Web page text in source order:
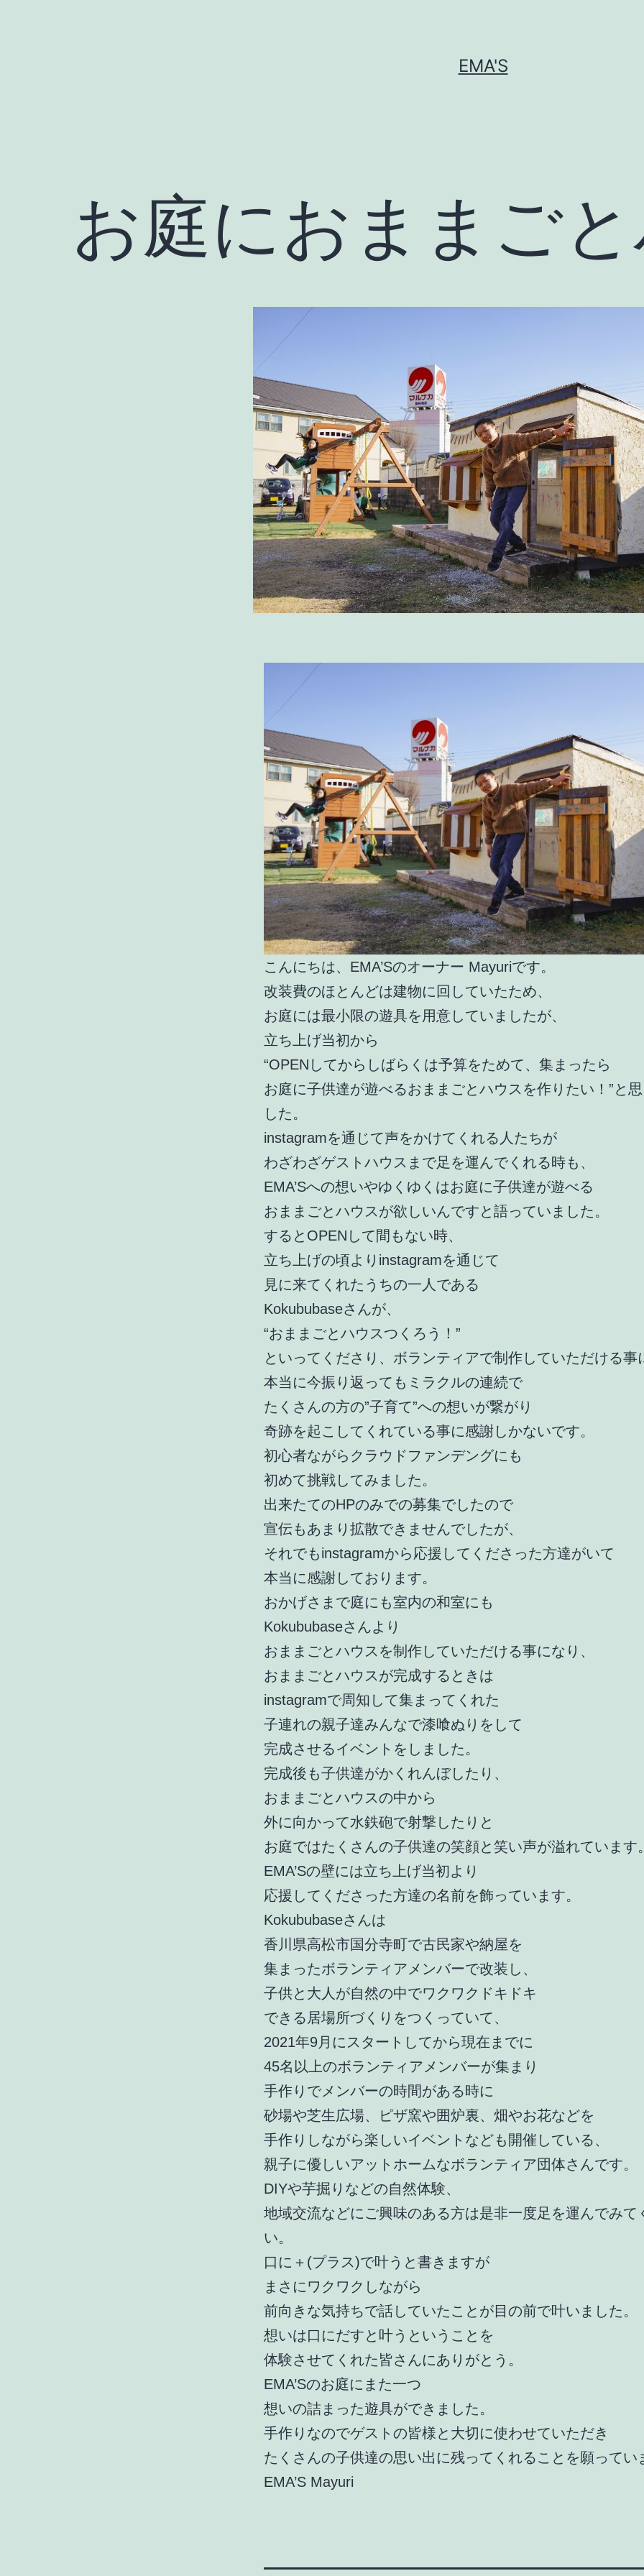
EMA'S
お庭におままご
こんにちは、EMA’Sのオーナー Mayuriです。
改装費のほとんどは建物に回していたため、
お庭には最小限の遊具を用意していましたが、
立ち上げ当初から
“OPENしてからしばらくは予算をためて、集まったら
お庭に子供達が遊べるおままごとハウスを作りたい！”と
した。
instagramを通じて声をかけてくれる人たちが
わざわざゲストハウスまで足を運んでくれる時も、
EMA’Sへの想いやゆくゆくはお庭に子供達が遊べる
おままごとハウスが欲しいんですと語っていました。
するとOPENして間もない時、
立ち上げの頃よりinstagramを通じて
見に来てくれたうちの一人である
Kokububaseさんが、
“おままごとハウスつくろう！”
といってくださり、ボランティアで制作していただける事
本当に今振り返ってもミラクルの連続で
たくさんの方の”子育て”への想いが繋がり
奇跡を起こしてくれている事に感謝しかないです。
初心者ながらクラウドファンデングにも
初めて挑戦してみました。
出来たてのHPのみでの募集でしたので
宣伝もあまり拡散できませんでしたが、
それでもinstagramから応援してくださった方達がいて
本当に感謝しております。
おかげさまで庭にも室内の和室にも
Kokububaseさんより
おままごとハウスを制作していただける事になり、
おままごとハウスが完成するときは
instagramで周知して集まってくれた
子連れの親子達みんなで漆喰ぬりをして
完成させるイベントをしました。
完成後も子供達がかくれんぼしたり、
おままごとハウスの中から
外に向かって水鉄砲で射撃したりと
お庭ではたくさんの子供達の笑顔と笑い声が溢れています
EMA’Sの壁には立ち上げ当初より
応援してくださった方達の名前を飾っています。
Kokububaseさんは
香川県高松市国分寺町で古民家や納屋を
集まったボランティアメンバーで改装し、
子供と大人が自然の中でワクワクドキドキ
できる居場所づくりをつくっていて、
2021年9月にスタートしてから現在までに
45名以上のボランティアメンバーが集まり
手作りでメンバーの時間がある時に
砂場や芝生広場、ピザ窯や囲炉裏、畑やお花などを
手作りしながら楽しいイベントなども開催している、
親子に優しいアットホームなボランティア団体さんです。
DIYや芋掘りなどの自然体験、
地域交流などにご興味のある方は是非一度足を運んでみて
い。
口に＋(プラス)で叶うと書きますが
まさにワクワクしながら
前向きな気持ちで話していたことが目の前で叶いました。
想いは口にだすと叶うということを
体験させてくれた皆さんにありがとう。
EMA’Sのお庭にまた一つ
想いの詰まった遊具ができました。
手作りなのでゲストの皆様と大切に使わせていただき
たくさんの子供達の思い出に残ってくれることを願ってい
EMA’S Mayuri